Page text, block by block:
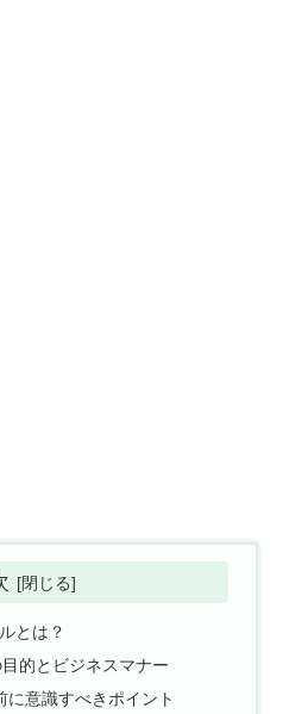
とは？
的とビジネスマナー
に意識すべきポイント